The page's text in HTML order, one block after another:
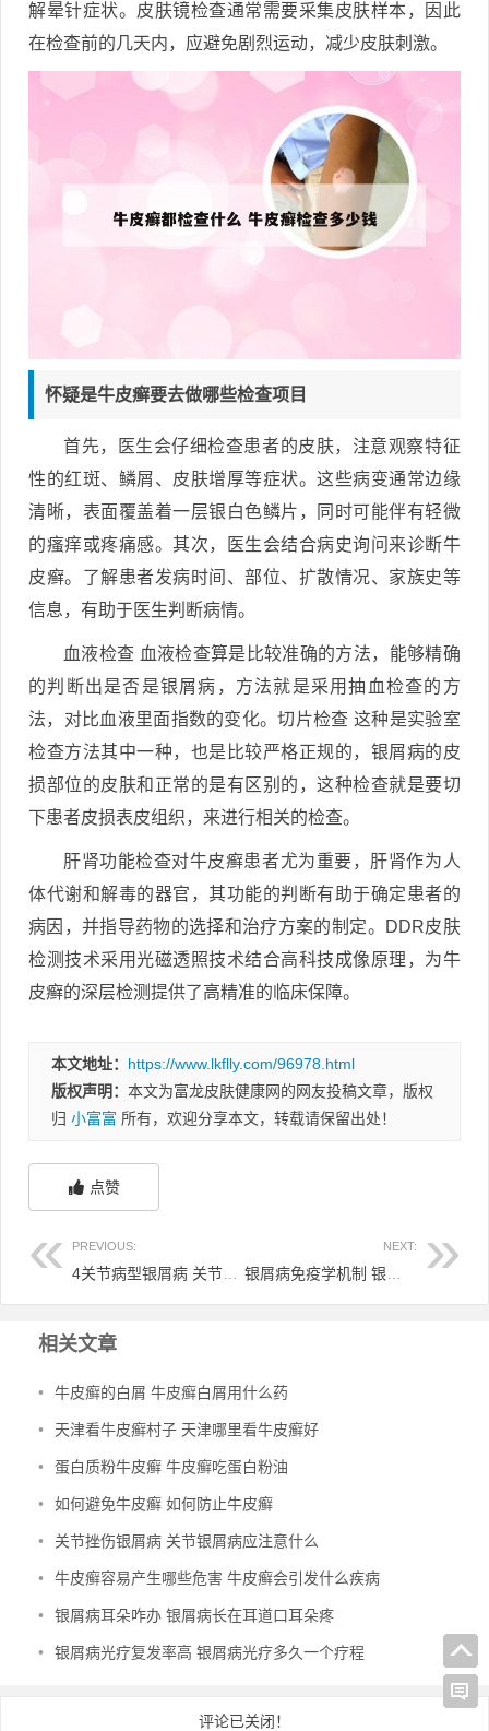
解晕针症状。皮肤镜检查通常需要采集皮肤样本，因此
在检查前的几天内，应避免剧烈运动，减少皮肤刺激。
怀疑是牛皮癣要去做哪些检查项目
首先，医生会仔细检查患者的皮肤，注意观察特征
性的红斑、鳞屑、皮肤增厚等症状。这些病变通常边缘
清晰，表面覆盖着一层银白色鳞片，同时可能伴有轻微
的瘙痒或疼痛感。其次，医生会结合病史询问来诊断牛
皮癣。了解患者发病时间、部位、扩散情况、家族史等
信息，有助于医生判断病情。
血液检查 血液检查算是比较准确的方法，能够精确
的判断出是否是银屑病，方法就是采用抽血检查的方
法，对比血液里面指数的变化。切片检查 这种是实验室
检查方法其中一种，也是比较严格正规的，银屑病的皮
损部位的皮肤和正常的是有区别的，这种检查就是要切
下患者皮损表皮组织，来进行相关的检查。
肝肾功能检查对牛皮癣患者尤为重要，肝肾作为人
体代谢和解毒的器官，其功能的判断有助于确定患者的
病因，并指导药物的选择和治疗方案的制定。DDR皮肤
检测技术采用光磁透照技术结合高科技成像原理，为牛
皮癣的深层检测提供了高精准的临床保障。
本文地址： https://www.lkflly.com/96978.html
版权声明： 本文为富龙皮肤健康网的网友投稿文章，版权
归 小富富 所有，欢迎分享本文，转载请保留出处！
点赞
PREVIOUS: NEXT:
相关文章
• 牛皮癣的白屑 牛皮癣白屑用什么药
• 天津看牛皮癣村子 天津哪里看牛皮癣好
• 蛋白质粉牛皮癣 牛皮癣吃蛋白粉油
• 如何避免牛皮癣 如何防止牛皮癣
• 关节挫伤银屑病 关节银屑病应注意什么
• 牛皮癣容易产生哪些危害 牛皮癣会引发什么疾病
• 银屑病耳朵咋办 银屑病长在耳道口耳朵疼
• 银屑病光疗复发率高 银屑病光疗多久一个疗程
评论已关闭！